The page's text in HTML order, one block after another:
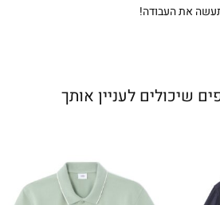
תעשה את העבודה!
שיכולים לעניין אותך